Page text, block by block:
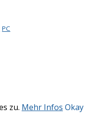
PC
zu. Mehr Infos Okay